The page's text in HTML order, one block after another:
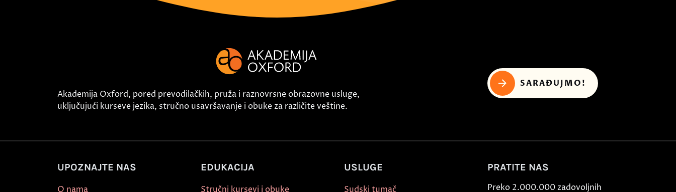
Akademija Oxford, pored prevodilačkih, pruža i raznovrsne obrazovne usluge,
uključujući kurseve jezika, stručno usavršavanje i obuke za različite veštine.
SARAĐUJMO!
UPOZNAJTE NAS
O nama
EDUKACIJA
Stručni kursevi i obuke
USLUGE
Sudski tumač
PRATITE NAS
Preko 2.000.000 zadovoljnih